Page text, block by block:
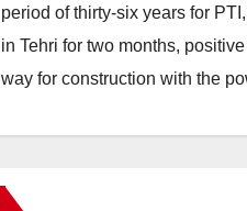
period of thirty-six years for
in Tehri for two months,
way for construction with the